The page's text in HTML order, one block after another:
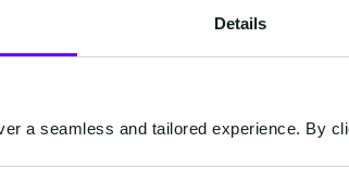
Details
a seamless and tailored experience. By
用一些穿着暴露的女性形象引起反感；
，这些在国内并不会引起任何误会的
影响，中东地区的消费者更倾向于现金